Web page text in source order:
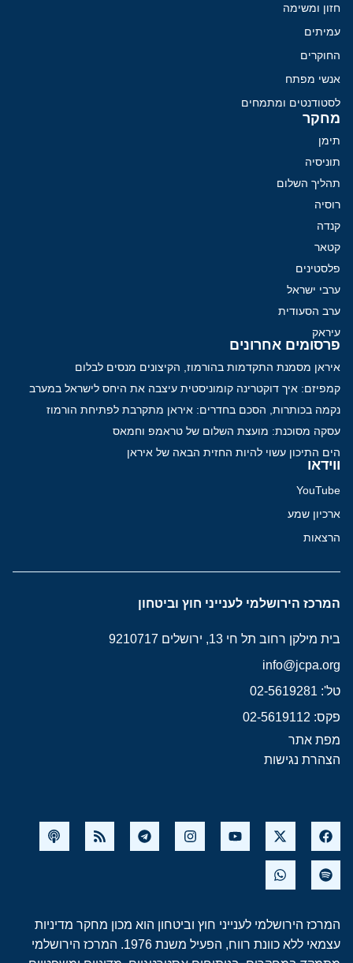
חזון ומשימה
עמיתים
החוקרים
אנשי מפתח
לסטודנטים ומתמחים
מחקר
תימן
תוניסיה
תהליך השלום
רוסיה
קנדה
קטאר
פלסטינים
ערבי ישראל
ערב הסעודית
עיראק
פרסומים אחרונים
איראן מסמנת התקדמות בהורמוז, הקיצונים מנסים לבלום
קמפיזם: איך דוקטרינה קומוניסטית עיצבה את היחס לישראל במערב
נקמה בכותרות, הסכם בחדרים: איראן מתקרבת לפתיחת הורמוז
עסקה מסוכנת: מועצת השלום של טראמפ וחמאס
הים התיכון עשוי להיות החזית הבאה של איראן
ווידאו
YouTube
ארכיון שמע
הרצאות
המרכז הירושלמי לענייני חוץ וביטחון
בית מילקן רחוב תל חי 13, ירושלים 9210717
info@jcpa.org
טל': 02-5619281
פקס: 02-5619112
מפת אתר
הצהרת נגישות
המרכז הירושלמי לענייני חוץ וביטחון הוא מכון מחקר מדיניות
עצמאי ללא כוונת רווח, הפעיל משנת 1976. המרכז הירושלמי